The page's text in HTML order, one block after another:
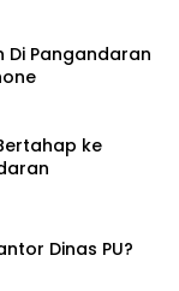
Di Pangandaran
ke
Dinas PU?